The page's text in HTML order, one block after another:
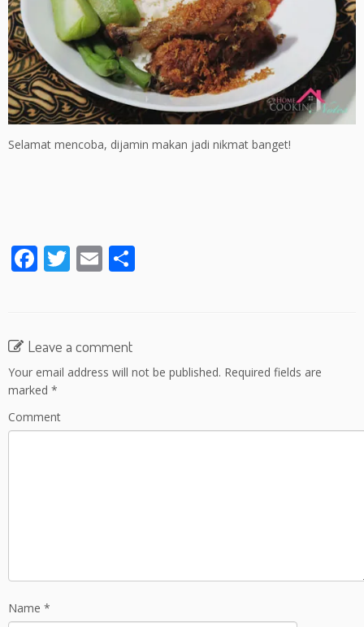
Selamat mencoba, dijamin makan jadi nikmat banget!
F
b
o
o
k
T
er
E
l
Leave a comment
Your email address will not be published. Required fields are
marked *
Comment
Name *